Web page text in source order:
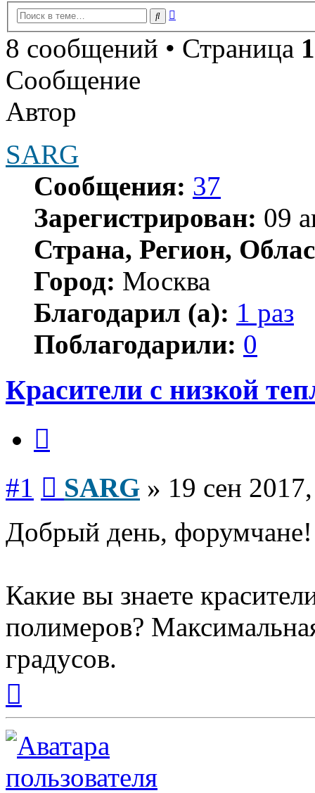
Поиск
8 сообщений • Страница 1
Сообщение
Автор
SARG
Сообщения: 37
Зарегистрирован: 09
Страна, Регион,
Город: Москва
Благодарил (а): 1 раз
Поблагодарили: 0
Красители с низкой
#1 SARG » 19 сен
Добрый день, форумчане!
Какие вы знаете
полимеров?
градусов.
началу